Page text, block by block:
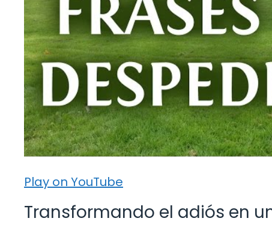
Play on YouTube
Transformando el adiós en